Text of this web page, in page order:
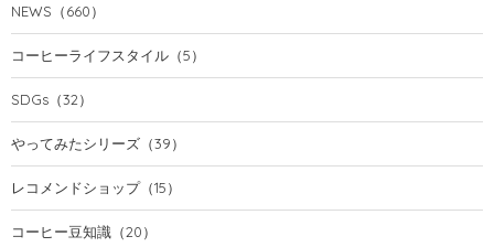
NEWS （660）
コーヒーライフスタイル （5）
SDGs （32）
やってみたシリーズ （39）
レコメンドショップ（15）
コーヒー豆知識 （20）